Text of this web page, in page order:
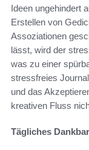
Ideen ungehindert
Erstellen von
Assoziationen
lässt, wird der
was zu einer
stressfreies
und das
kreativen Fluss
Tägliches